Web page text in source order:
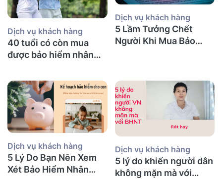
Dịch vụ khách hàng
40 tuổi có còn mua
được bảo hiểm nhân
bảo hiểm gì?
Dịch vụ khách hàng
5 Lầm Tưởng Chết
Người Khi Mua Bảo
Dịch vụ khách hàng
5 Lý Do Bạn Nên Xem
Xét Bảo Hiểm Nhân
Dịch vụ khách hàng
5 lý do khiến người dân
không mặn mà với